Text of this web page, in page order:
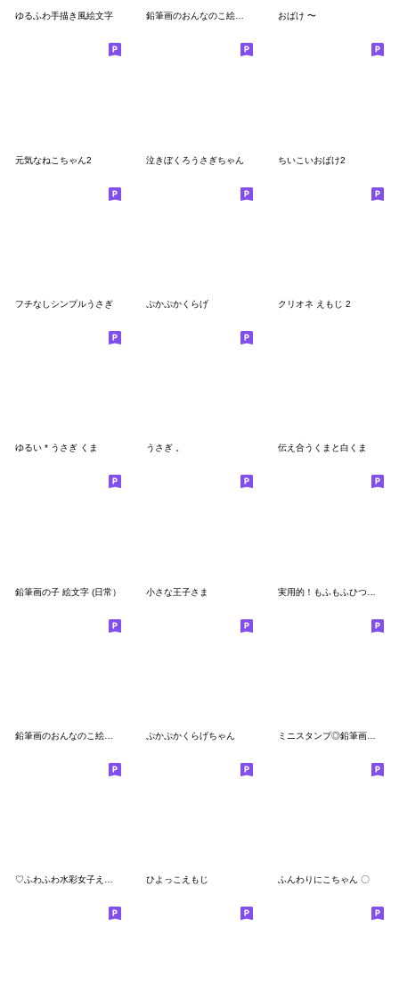
ゆるふわ手描き風絵文字 鉛筆画のおんなのこ絵文字（ハート） おばけ 〜
元気なねこちゃん2 泣きぼくろうさぎちゃん ちいこいおばけ2
フチなしシンプルうさぎ ぷかぷかくらげ クリオネ えもじ 2
ゆるい * うさぎ くま うさぎ 。 伝え合うくまと白くま
鉛筆画の子 絵文字 (日常） 小さな王子さま 実用的！もふもふひつじの楽しい日常会話
ぷかぷかくらげちゃん ミニスタンプ◎鉛筆画のおんなのこ絵文字
♡ふわふわ水彩女子えもじ♡ ひよっこえもじ ふんわりにこちゃん 〇